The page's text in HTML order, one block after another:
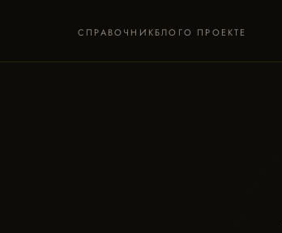
СПРАВОЧНИКБЛОГО ПРОЕКТЕ